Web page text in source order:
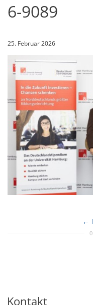
6-9089
25. Februar 2026
Kontakt